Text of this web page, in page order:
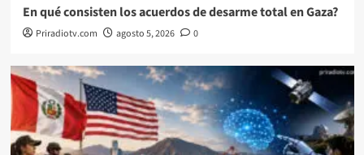
En qué consisten los acuerdos de desarme total en Gaza?
Priradiotv.com agosto 5, 2026 0